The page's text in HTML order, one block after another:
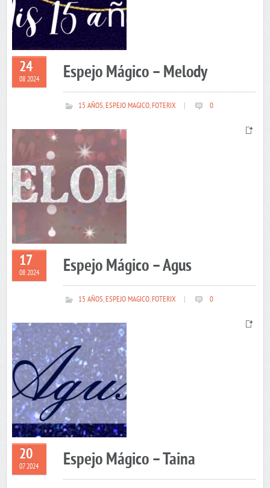
24
08 2024 Espejo Mágico – Melody
15 AÑOS,ESPEJO MAGICO,FOTERIX 0
17
08 2024 Espejo Mágico – Agus
15 AÑOS,ESPEJO MAGICO,FOTERIX 0
20
07 2024 Espejo Mágico – Taina